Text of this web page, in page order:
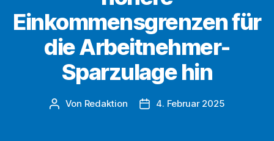
solidarischen
Einkommensgrenzen für
die Arbeitnehmer-
Sparzulage hin
Beitragsautor
Von Redaktion Beitragsdatum
4. Februar 2025